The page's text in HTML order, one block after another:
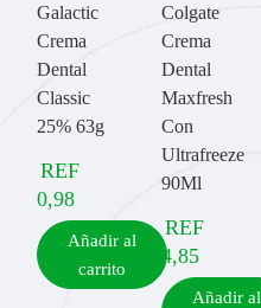
Galactic
Crema
Dental
Classic
25% 63g
REF
0,98
Añadir al
carrito
Colgate
Crema
Dental
Maxfresh
Con
Ultrafreeze
90Ml
REF
4,85
Añadir al